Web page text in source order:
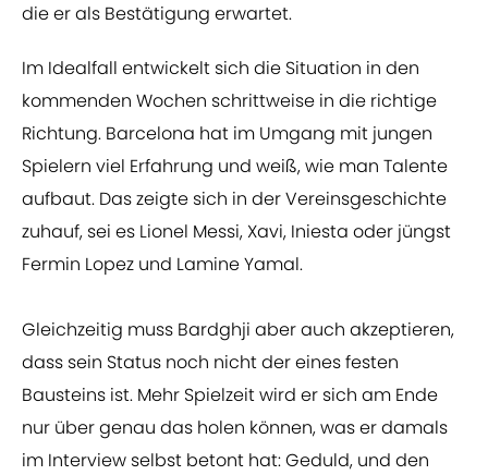
die er als Bestätigung erwartet.
Im Idealfall entwickelt sich die Situation in den
kommenden Wochen schrittweise in die richtige
Richtung. Barcelona hat im Umgang mit jungen
Spielern viel Erfahrung und weiß, wie man Talente
aufbaut. Das zeigte sich in der Vereinsgeschichte
zuhauf, sei es Lionel Messi, Xavi, Iniesta oder jüngst
Fermin Lopez und Lamine Yamal.
Gleichzeitig muss Bardghji aber auch akzeptieren,
dass sein Status noch nicht der eines festen
Bausteins ist. Mehr Spielzeit wird er sich am Ende
nur über genau das holen können, was er damals
im Interview selbst betont hat: Geduld, und den